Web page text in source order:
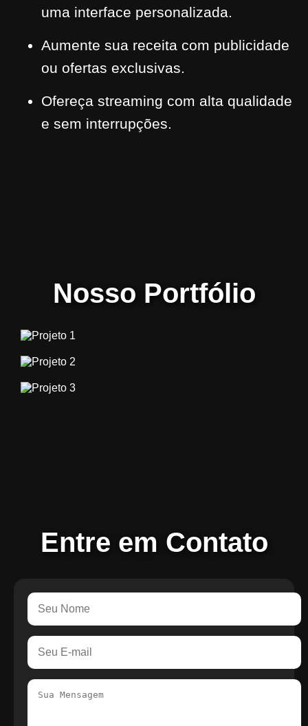
uma interface personalizada.
Aumente sua receita com publicidade
ou ofertas exclusivas.
Ofereça streaming com alta qualidade
e sem interrupções.
Nosso Portfólio
Entre em Contato